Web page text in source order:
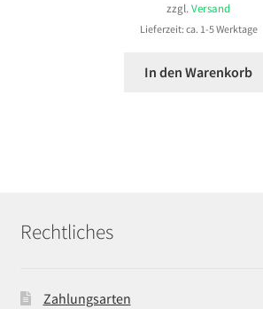
zzgl. Versand
Lieferzeit: ca. 1-5 Werktage
In den Warenkorb
Rechtliches
Zahlungsarten